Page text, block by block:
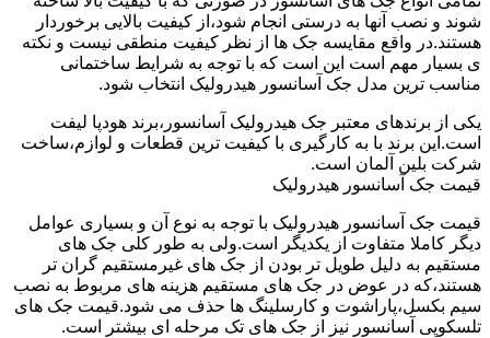
شوند و نصب آنها به درستی انجام شود،از کیفیت بالایی برخوردار
هستند.در واقع مقایسه جک ها از نظر کیفیت منطقی نیست و نکته
ی بسیار مهم است این است که با توجه به شرایط ساختمانی
مناسب ترین مدل جک آسانسور هیدرولیک انتخاب شود.
یکی از برندهای معتبر جک هیدرولیک آسانسور،برند هودپا لیفت
است.این برند با به کارگیری با کیفیت ترین قطعات و لوازم،ساخت
شرکت بلین آلمان است.
قیمت جک آسانسور هیدرولیک
قیمت جک آسانسور هیدرولیک با توجه به نوع آن و بسیاری عوامل
دیگر کاملا متفاوت از یکدیگر است.ولی به طور کلی جک های
مستقیم به دلیل طویل تر بودن از جک های غیرمستقیم گران تر
هستند،که در عوض در جک های مستقیم هزینه های مربوط به نصب
سیم بکسل،پاراشوت و کارسلینگ ها حذف می شود.قیمت جک های
تلسکوپی آسانسور نیز از جک های تک مرحله ای بیشتر است.